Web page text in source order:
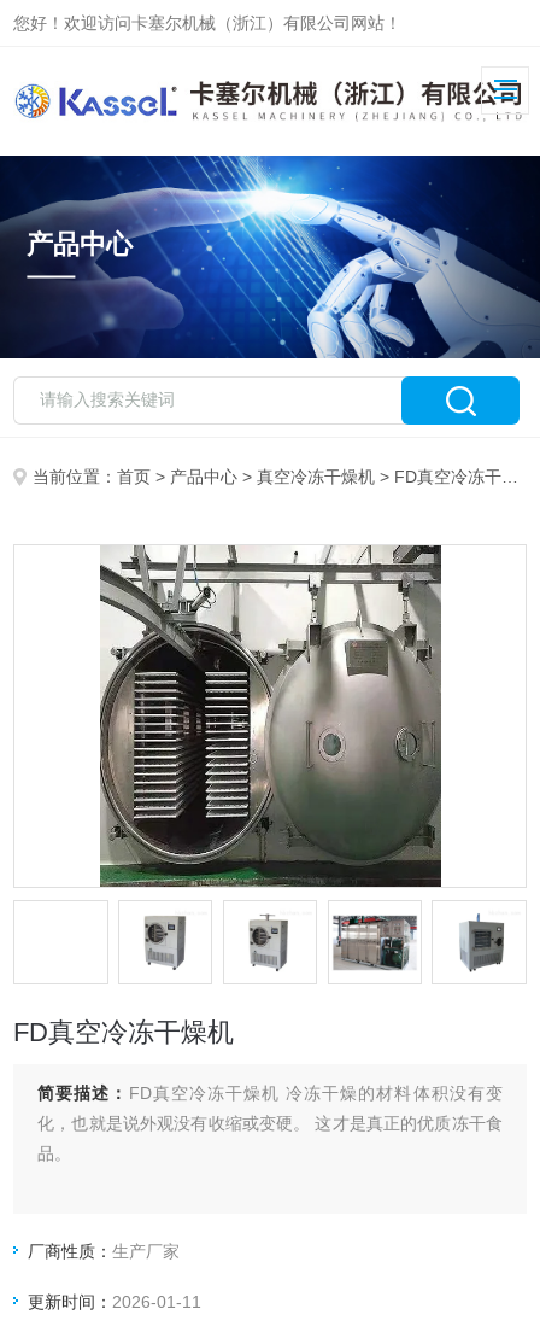
您好！欢迎访问卡塞尔机械（浙江）有限公司网站！
产品中心
当前位置：首页 > 产品中心 >真空冷冻干燥机 > FD真空冷冻干燥机
FD真空冷冻干燥机
简要描述： FD真空冷冻干燥机 冷冻干燥的材料体积没有变
化，也就是说外观没有收缩或变硬。 这才是真正的优质冻干食
品。
厂商性质：生产厂家
更新时间： 2026-01-11